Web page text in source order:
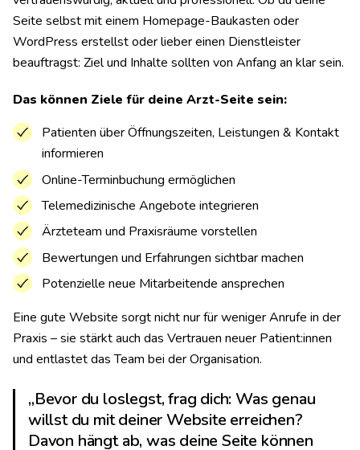
Seite selbst mit einem Homepage-Baukasten oder
WordPress erstellst oder lieber einen Dienstleister
beauftragst: Ziel und Inhalte sollten von Anfang an klar sein.
Das können Ziele für deine Arzt-Seite sein:
Patienten über Öffnungszeiten, Leistungen & Kontakt
informieren
Online-Terminbuchung ermöglichen
Telemedizinische Angebote integrieren
Ärzteteam und Praxisräume vorstellen
Bewertungen und Erfahrungen sichtbar machen
Potenzielle neue Mitarbeitende ansprechen
Eine gute Website sorgt nicht nur für weniger Anrufe in der
Praxis – sie stärkt auch das Vertrauen neuer Patient:innen
und entlastet das Team bei der Organisation.
„Bevor du loslegst, frag dich: Was genau
willst du mit deiner Website erreichen?
Davon hängt ab, was deine Seite können